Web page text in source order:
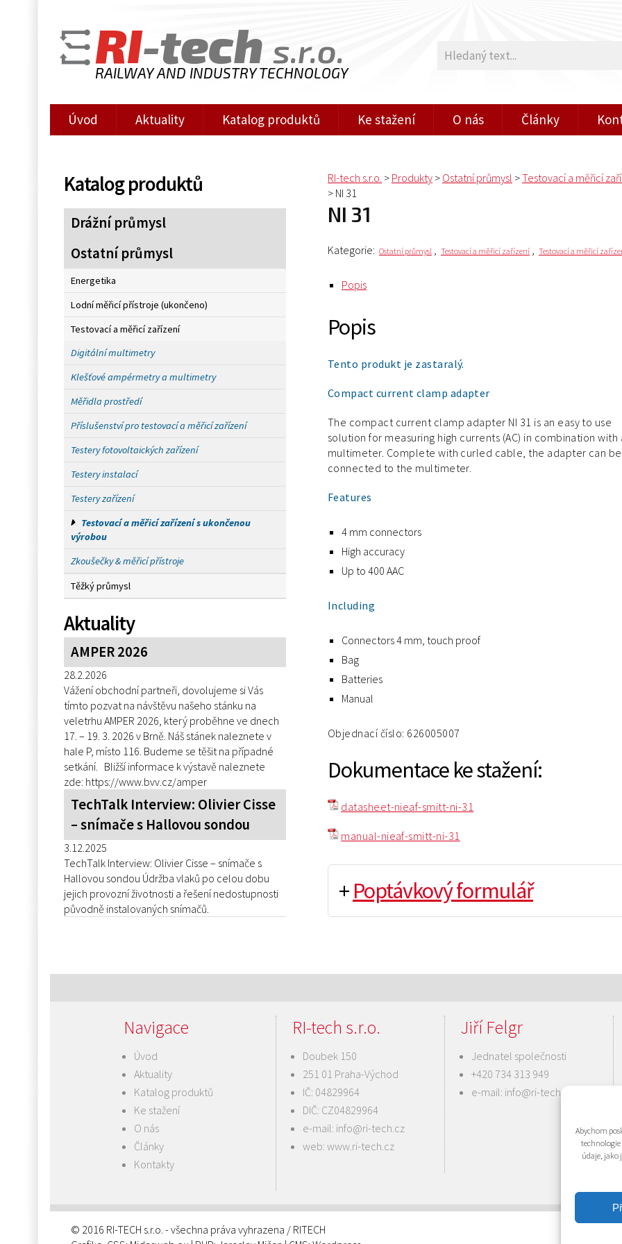
Abychom
údaje, jako
RI-tech s.r.o.
RAILWAY AND INDUSTRY TECHNOLOGY
Úvod Aktuality Katalog produktů Ke stažení O nás Články
Katalog produktů
Drážní průmysl
Ostatní průmysl
Energetika
Lodní měřicí přístroje (ukončeno)
Testovací a měřicí zařízení
Digitální multimetry
Klešťové ampérmetry a multimetry
Měřidla prostředí
Příslušenství pro testovací a měřicí zařízení
Testery fotovoltaických zařízení
Testery instalací
Testery zařízení
Testovací a měřicí zařízení s ukončenou
výrobou
Zkoušečky & měřicí přístroje
Těžký průmysl
Aktuality
AMPER 2026
28.2.2026
Vážení obchodní partneři, dovolujeme si Vás
tímto pozvat na návštěvu našeho stánku na
veletrhu AMPER 2026, který proběhne ve dnech
17. – 19. 3. 2026 v Brně. Náš stánek naleznete v
hale P, místo 116. Budeme se těšit na případné
setkání. Bližší informace k výstavě naleznete
zde: https://www.bvv.cz/amper
TechTalk Interview: Olivier Cisse
– snímače s Hallovou sondou
3.12.2025
TechTalk Interview: Olivier Cisse – snímače s
Hallovou sondou Údržba vlaků po celou dobu
jejich provozní životnosti a řešení nedostupnosti
původně instalovaných snímačů.
RI-tech s.r.o. > Produkty > Ostatní průmysl >Testovací a měřicí
> NI 31
NI 31
Kategorie: Ostatní průmysl , Testovací a měřicí zařízení , Testovací a měřicí
Popis
Popis
Tento produkt je zastaralý.
Compact current clamp adapter
The compact current clamp adapter NI 31 is an easy to use
solution for measuring high currents (AC) in combination with
multimeter. Complete with curled cable, the adapter can be
connected to the multimeter.
Features
4 mm connectors
High accuracy
Up to 400 AAC
Including
Connectors 4 mm, touch proof
Bag
Batteries
Manual
Objednací číslo: 626005007
Dokumentace ke stažení:
datasheet-nieaf-smitt-ni-31
manual-nieaf-smitt-ni-31
+ Poptávkový formulář
Navigace
Úvod
Aktuality
Katalog produktů
Ke stažení
O nás
Články
Kontakty
RI-tech s.r.o.
Doubek 150
251 01 Praha-Východ
IČ: 04829964
DIČ: CZ04829964
e-mail: info@ri-tech.cz
web: www.ri-tech.cz
Jiří Felgr
Jednatel společnosti
+420 734 313 949
e-mail: info@ri-tech.cz
© 2016 RI-TECH s.r.o. - všechna práva vyhrazena / RITECH